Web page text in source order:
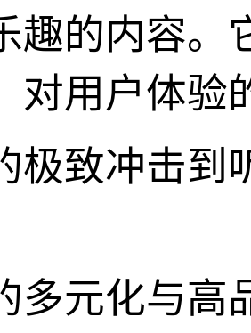
趣的内容。
对用户体验
极致冲击到
多元化与高